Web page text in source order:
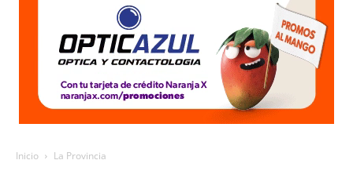
Inicio La Provincia